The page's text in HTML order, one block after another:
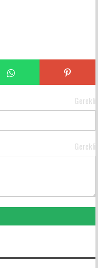
Gerekli
Gerekli